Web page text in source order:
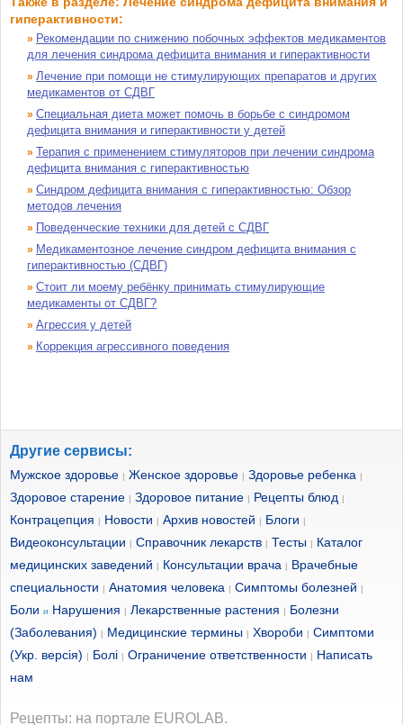
гиперактивности:
» Рекомендации по снижению побочных эффектов медикаментов
для лечения синдрома дефицита внимания и гиперактивности
» Лечение при помощи не стимулирующих препаратов и других
медикаментов от СДВГ
» Специальная диета может помочь в борьбе с синдромом
дефицита внимания и гиперактивности у детей
» Терапия с применением стимуляторов при лечении синдрома
дефицита внимания с гиперактивностью
» Синдром дефицита внимания с гиперактивностью: Обзор
методов лечения
» Поведенческие техники для детей с СДВГ
» Медикаментозное лечение синдром дефицита внимания с
гиперактивностью (СДВГ)
» Стоит ли моему ребёнку принимать стимулирующие
медикаменты от СДВГ?
» Агрессия у детей
» Коррекция агрессивного поведения
Другие сервисы:
Мужское здоровье | Женское здоровье | Здоровье ребенка |
Здоровое старение | Здоровое питание | Рецепты блюд |
Контрацепция | Новости | Архив новостей | Блоги |
Видеоконсультации | Справочник лекарств | Тесты | Каталог
медицинских заведений | Консультации врача | Врачебные
специальности | Анатомия человека | Симптомы болезней |
Боли и Нарушения | Лекарственные растения | Болезни
(Заболевания) | Медицинские термины | Хвороби | Симптоми
(Укр. версія) | Болі | Ограничение ответственности | Написать
нам
Рецепты: на портале EUROLAB.